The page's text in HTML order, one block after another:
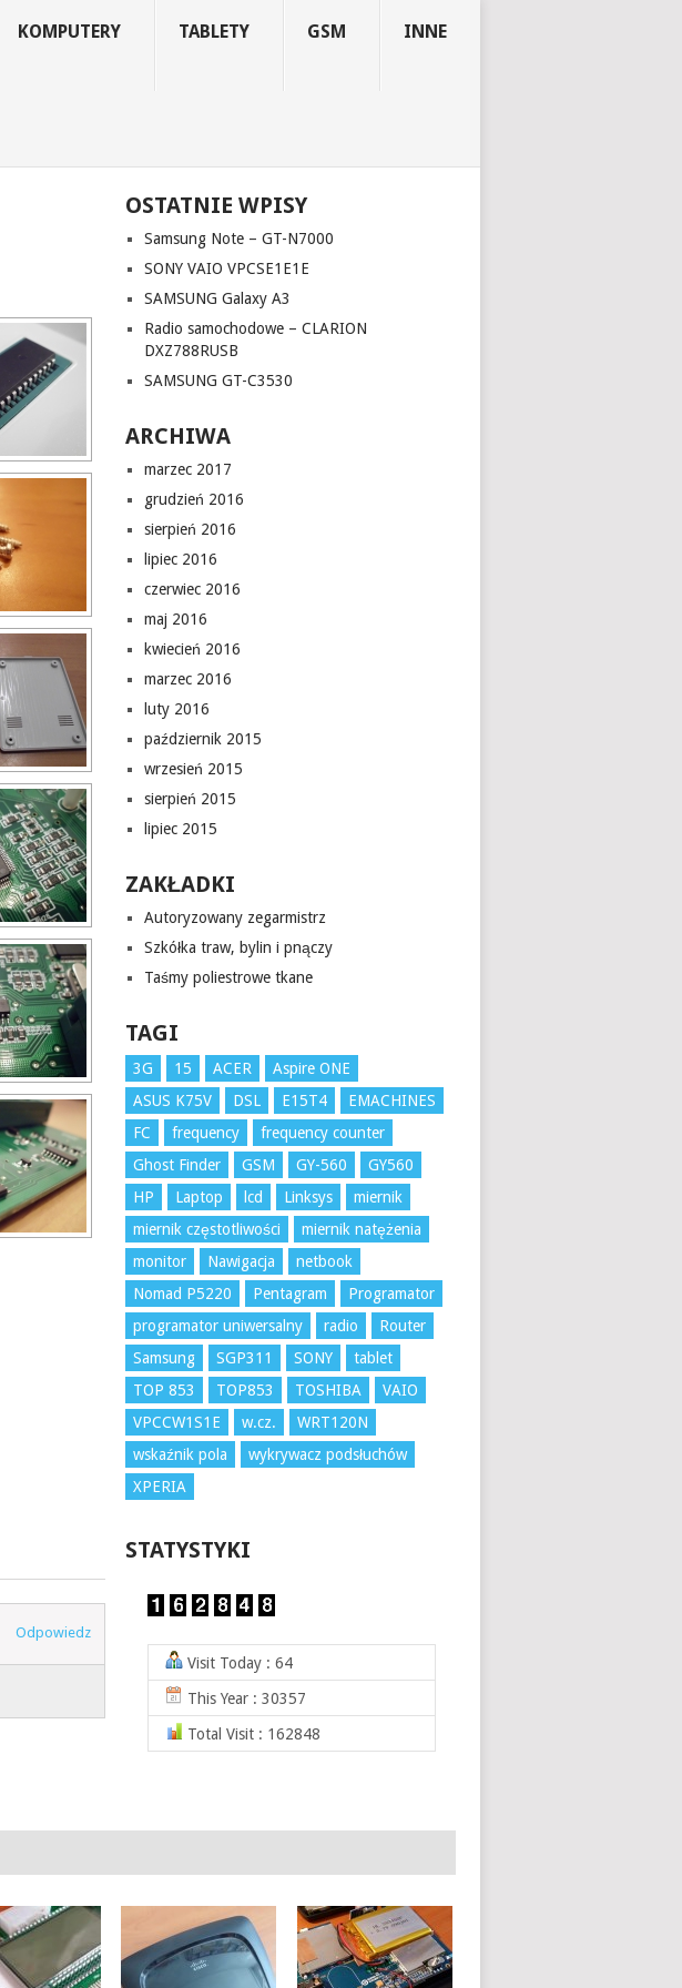
KOMPUTERY TABLETY GSM INNE
Odpowiedz
OSTATNIE WPISY
Samsung Note – GT-N7000
SONY VAIO VPCSE1E1E
SAMSUNG Galaxy A3
Radio samochodowe – CLARION
DXZ788RUSB
SAMSUNG GT-C3530
ARCHIWA
marzec 2017
grudzień 2016
sierpień 2016
lipiec 2016
czerwiec 2016
maj 2016
kwiecień 2016
marzec 2016
luty 2016
październik 2015
wrzesień 2015
sierpień 2015
lipiec 2015
ZAKŁADKI
Autoryzowany zegarmistrz
Szkółka traw, bylin i pnączy
Taśmy poliestrowe tkane
TAGI
3G 15 ACER
Aspire ONE
ASUS K75V
DSL E15T4
EMACHINES
FC
frequency
frequency counter
Ghost Finder
GSM GY-560
GY560
HP
Laptop lcd Linksys
miernik
miernik częstotliwości
miernik natężenia
monitor
Nawigacja
netbook
Nomad P5220
Pentagram
Programator
programator uniwersalny
radio
Router
Samsung
SGP311 SONY
tablet
TOP 853
TOP853 TOSHIBA
VAIO
VPCCW1S1E
w.cz.
WRT120N
wskaźnik pola
wykrywacz podsłuchów
XPERIA
STATYSTYKI
Visit Today : 64
This Year : 30357
Total Visit : 162848